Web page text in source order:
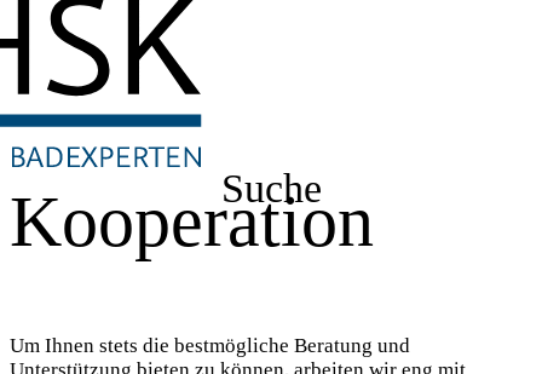
Suche
Kooperation
Um Ihnen stets die bestmögliche Beratung und